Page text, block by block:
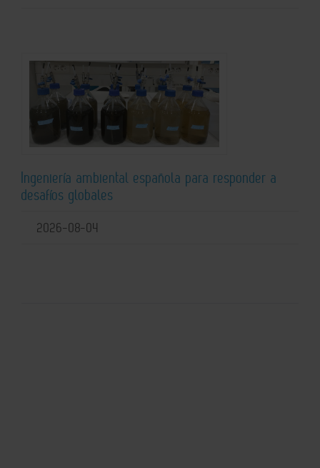
Ingeniería ambiental española para responder a
desafíos globales
2026-08-04